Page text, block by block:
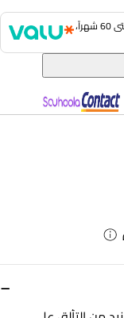
−
ادفع مع ڤاليو واستمتع بخطط تقسيط تبدأ من 6 أشهر وحتى 60 شهراً،